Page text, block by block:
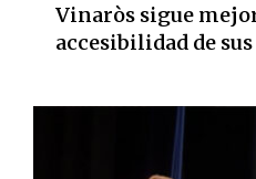
Vinaròs sigue
accesibilidad de